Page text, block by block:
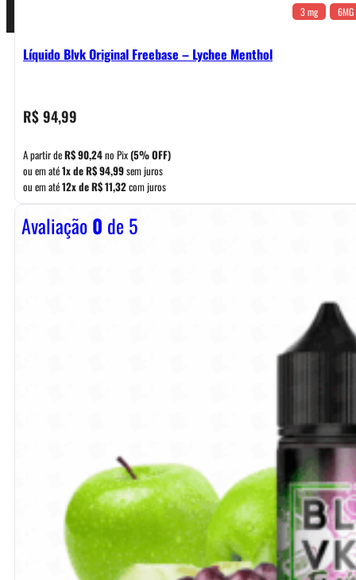
3 mg 6MG
Líquido Blvk Original Freebase – Lychee Menthol
R$94,99
A partir deR$90,24no Pix(5% OFF)
ou em até1x deR$94,99sem juros
ou em até12x deR$11,32com juros
Avaliação0 de 5